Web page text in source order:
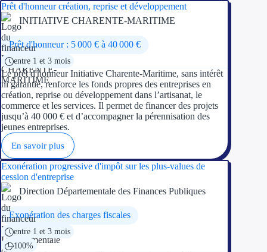
Prêt d'honneur création, reprise et développement
INITIATIVE CHARENTE-MARITIME
Prêt d'honneur : 5 000 € à 40 000 €
entre 1 et 3 mois
Le prêt d'honneur Initiative Charente-Maritime, sans intérêt
ni garantie, renforce les fonds propres des entreprises en
création, reprise ou développement dans l’artisanat, le
commerce et les services. Il permet de financer des projets
jusqu’à 40 000 € et d’accompagner la pérennisation des
jeunes entreprises.
En savoir plus
Exonération progressive d'impôt sur les plus-values de
cession d'entreprise
Direction Départementale des Finances Publiques
Exonération des charges fiscales
entre 1 et 3 mois
100%